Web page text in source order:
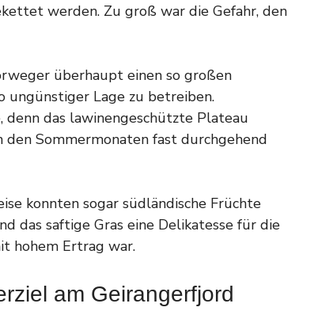
werden. Zu groß war die Gefahr, den
überhaupt einen so großen
ungünstiger Lage zu betreiben.
das lawinengeschützte Plateau
Sommermonaten fast durchgehend
konnten sogar südländische Früchte
das saftige Gras eine Delikatesse für die
hohem Ertrag war.
am Geirangerfjord